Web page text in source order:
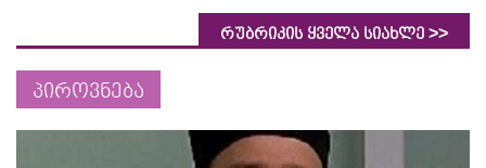
რუბრიკის ყველა სიახლე >>
პიროვნება